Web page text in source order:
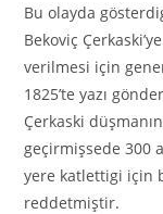
Bu olayda
Bekoviç
verilmesi için
1825’te yazı
Çerkaski
geçirmişsede 300
yere katlettigi için
reddetmiştir.